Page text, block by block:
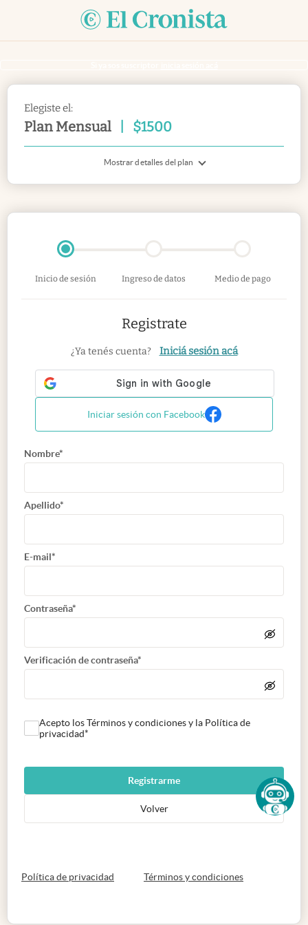
Elegiste el:
Plan Mensual $1500
Mostrar detalles del plan
Inicio de sesión Ingreso de datos Medio de pago
Registrate
¿Ya tenés cuenta? Iniciá sesión acá
Iniciar sesión con Facebook
Nombre*
Apellido*
E-mail*
Contraseña*
Verificación de contraseña*
Acepto los Términos y condiciones y la Política de
privacidad*
Registrarme
Volver
Política de privacidad abre en nueva pestaña
Términos y condicionesabre en nueva